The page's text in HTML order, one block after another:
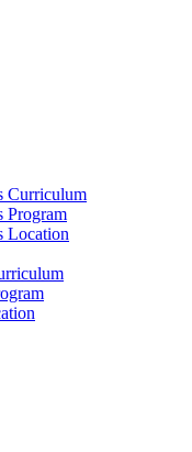
Curriculum
Program
Location